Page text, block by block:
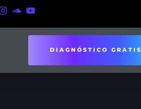
DIAGNÓSTICO GRATIS